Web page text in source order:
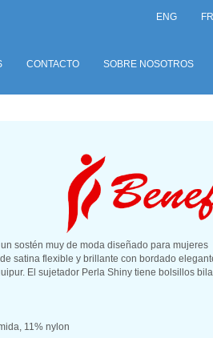
ENG FR
CONTACTO SOBRE NOSOTROS
sostén muy de moda diseñado para mujeres
satina flexible y brillante con bordado
El sujetador Perla Shiny tiene bolsillos
11% nylon